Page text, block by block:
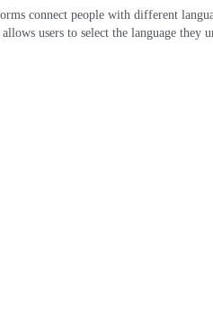
connect people with different
users to select the language they